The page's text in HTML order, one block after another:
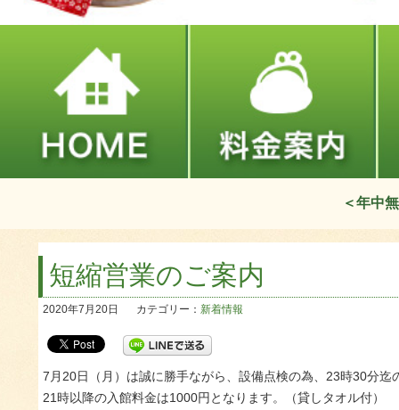
＜年中
短縮営業のご案内
2020年7月20日 カテゴリー： 新着情報
7月20日（月）は誠に勝手ながら、設備点検の為、23時30分迄
21時以降の入館料金は1000円となります。（貸しタオル付）